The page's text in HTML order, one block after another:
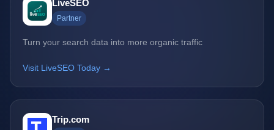
LiveSEO
Partner
Turn your search data into more organic traffic
Visit LiveSEO Today →
Trip.com